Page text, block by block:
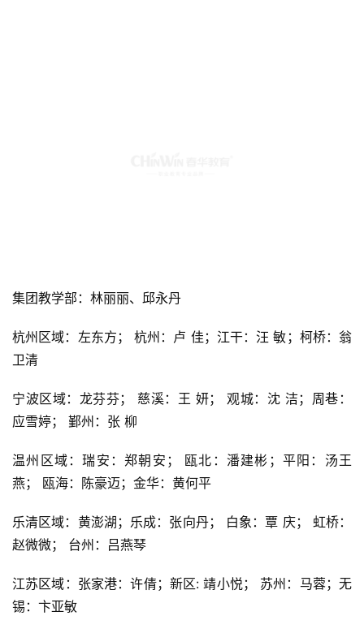
集团教学部：林丽丽、邱永丹
杭州区域：左东方； 杭州：卢 佳；江干：汪 敏；柯桥：翁
卫清
宁波区域：龙芬芬； 慈溪：王 妍； 观城：沈 洁；周巷：
应雪婷； 鄞州：张 柳
温州区域：瑞安：郑朝安； 瓯北：潘建彬；平阳：汤王
燕； 瓯海：陈豪迈；金华：黄何平
乐清区域：黄澎湖；乐成：张向丹； 白象：覃 庆； 虹桥：
赵微微； 台州：吕燕琴
江苏区域：张家港：许倩；新区: 靖小悦； 苏州：马蓉；无
锡：卞亚敏